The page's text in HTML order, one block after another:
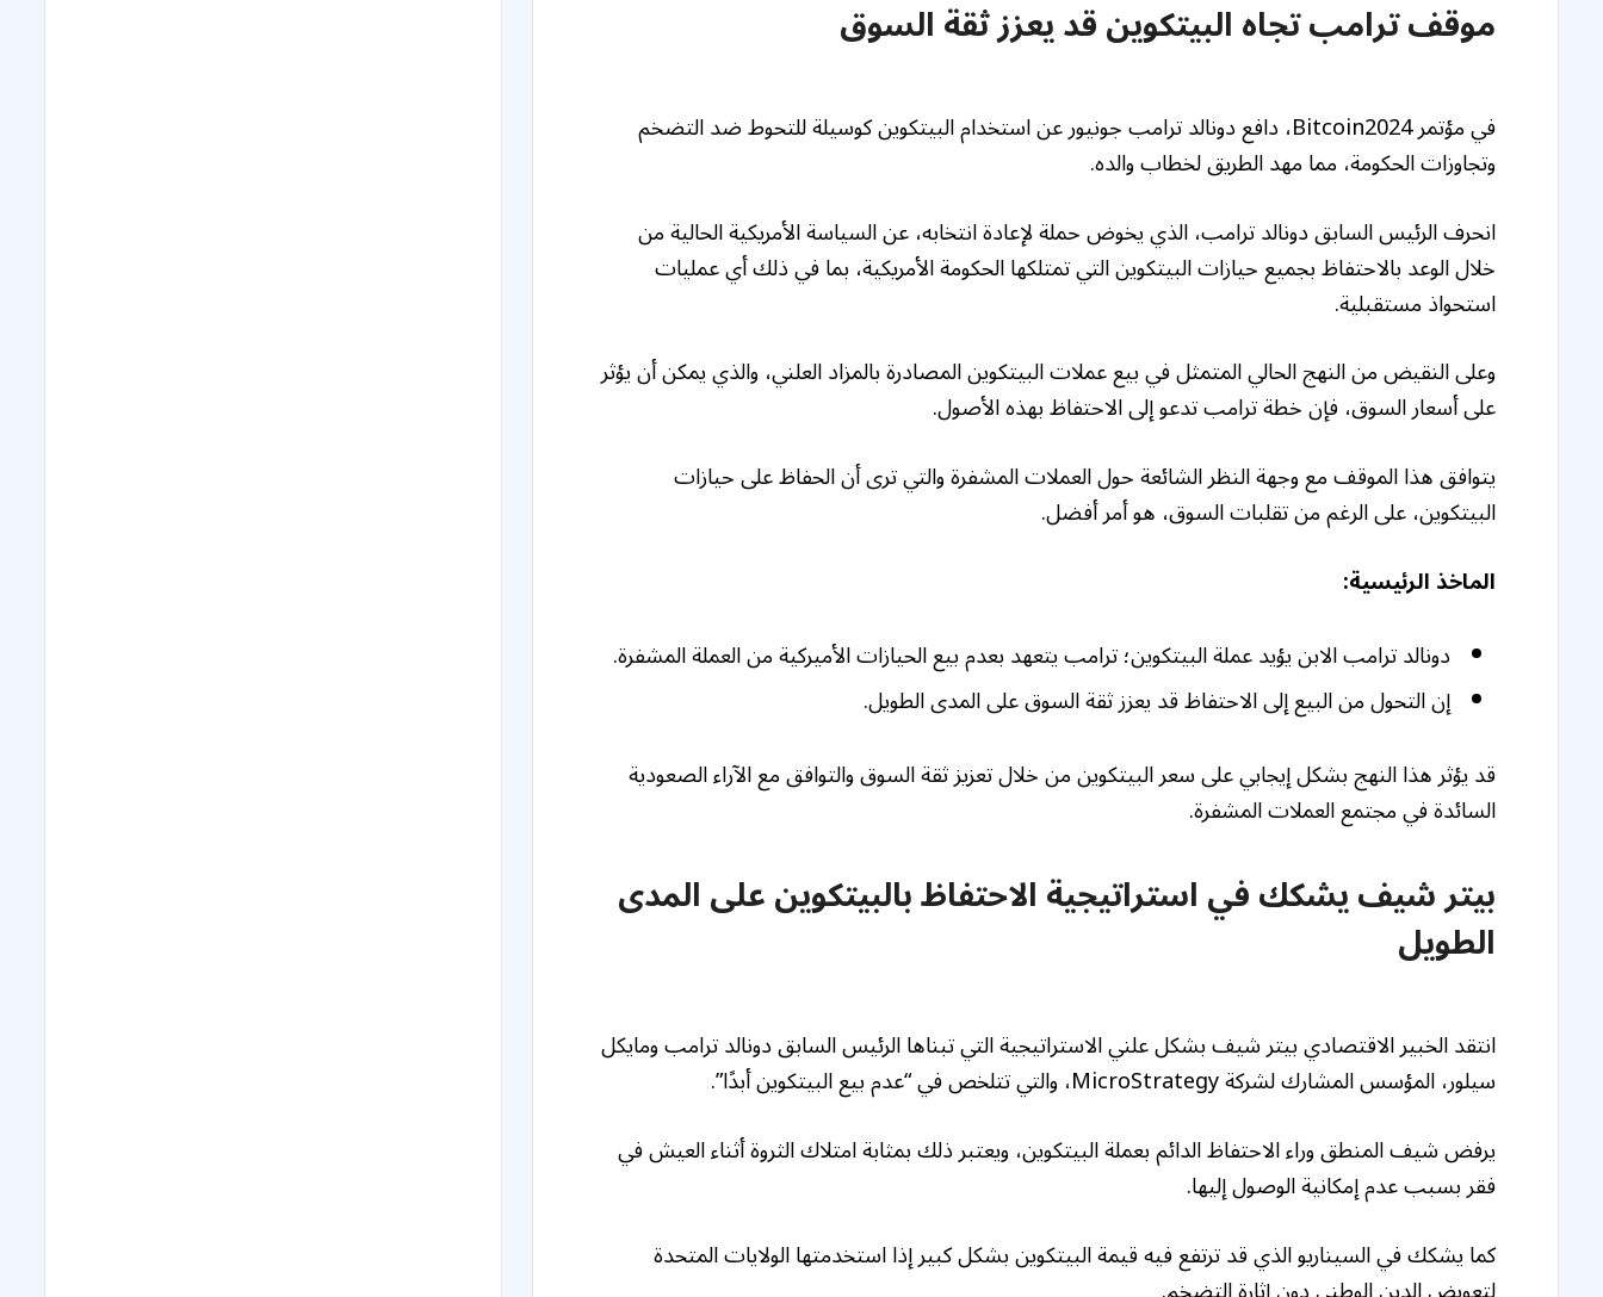
موقف ترامب تجاه البيتكوين قد يعزز ثقة السوق
في مؤتمر Bitcoin2024، دافع دونالد ترامب جونيور عن استخدام البيتكوين كوسيلة للتحوط ضد التضخم
وتجاوزات الحكومة، مما مهد الطريق لخطاب والده.
انحرف الرئيس السابق دونالد ترامب، الذي يخوض حملة لإعادة انتخابه، عن السياسة الأمريكية الحالية من
خلال الوعد بالاحتفاظ بجميع حيازات البيتكوين التي تمتلكها الحكومة الأمريكية، بما في ذلك أي عمليات
استحواذ مستقبلية.
وعلى النقيض من النهج الحالي المتمثل في بيع عملات البيتكوين المصادرة بالمزاد العلني، والذي يمكن أن يؤثر
على أسعار السوق، فإن خطة ترامب تدعو إلى الاحتفاظ بهذه الأصول.
يتوافق هذا الموقف مع وجهة النظر الشائعة حول العملات المشفرة والتي ترى أن الحفاظ على حيازات
البيتكوين، على الرغم من تقلبات السوق، هو أمر أفضل.
الماخذ الرئيسية:
دونالد ترامب الابن يؤيد عملة البيتكوين؛ ترامب يتعهد بعدم بيع الحيازات الأميركية من العملة المشفرة.
إن التحول من البيع إلى الاحتفاظ قد يعزز ثقة السوق على المدى الطويل.
قد يؤثر هذا النهج بشكل إيجابي على سعر البيتكوين من خلال تعزيز ثقة السوق والتوافق مع الآراء الصعودية
السائدة في مجتمع العملات المشفرة.
بيتر شيف يشكك في استراتيجية الاحتفاظ بالبيتكوين على المدى
الطويل
انتقد الخبير الاقتصادي بيتر شيف بشكل علني الاستراتيجية التي تبناها الرئيس السابق دونالد ترامب ومايكل
سيلور، المؤسس المشارك لشركة MicroStrategy، والتي تتلخص في “عدم بيع البيتكوين أبدًا”.
يرفض شيف المنطق وراء الاحتفاظ الدائم بعملة البيتكوين، ويعتبر ذلك بمثابة امتلاك الثروة أثناء العيش في
فقر بسبب عدم إمكانية الوصول إليها.
كما يشكك في السيناريو الذي قد ترتفع فيه قيمة البيتكوين بشكل كبير إذا استخدمتها الولايات المتحدة